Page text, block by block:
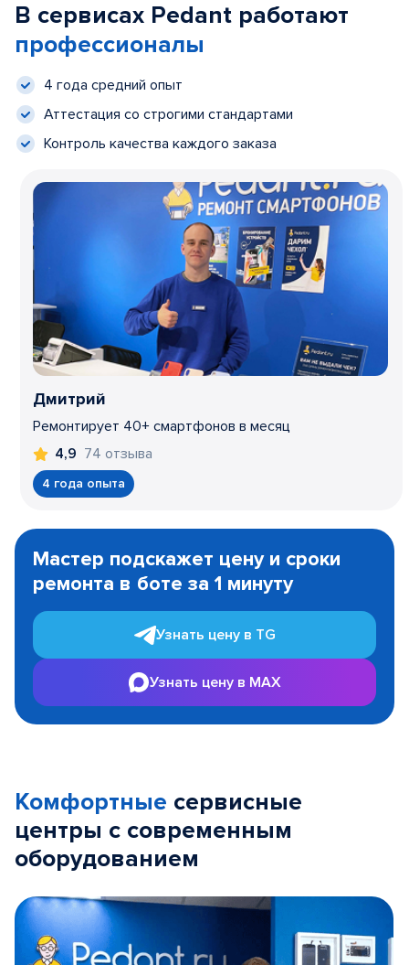
В сервисах Pedant работают
профессионалы
4 года средний опыт
Аттестация со строгими стандартами
Контроль качества каждого заказа
Дмитрий
Ремонтирует 40+ смартфонов в месяц
4,9 74 отзыва
4 года опыта
1
Мастер подскажет цену и сроки
ремонта в боте за 1 минуту
Узнать цену в TG
Узнать цену в MAX
Комфортные сервисные
центры с современным
оборудованием